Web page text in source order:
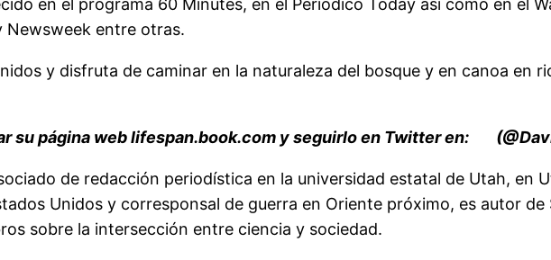
en el programa 60 Minutes, en el Periódico Today así como en el
Newsweek entre otras.
y disfruta de caminar en la naturaleza del bosque y en canoa en
su página web lifespan.book.com y seguirlo en Twitter en:
de redacción periodística en la universidad estatal de Utah, en
Unidos y corresponsal de guerra en Oriente próximo, es autor
sobre la intersección entre ciencia y sociedad.